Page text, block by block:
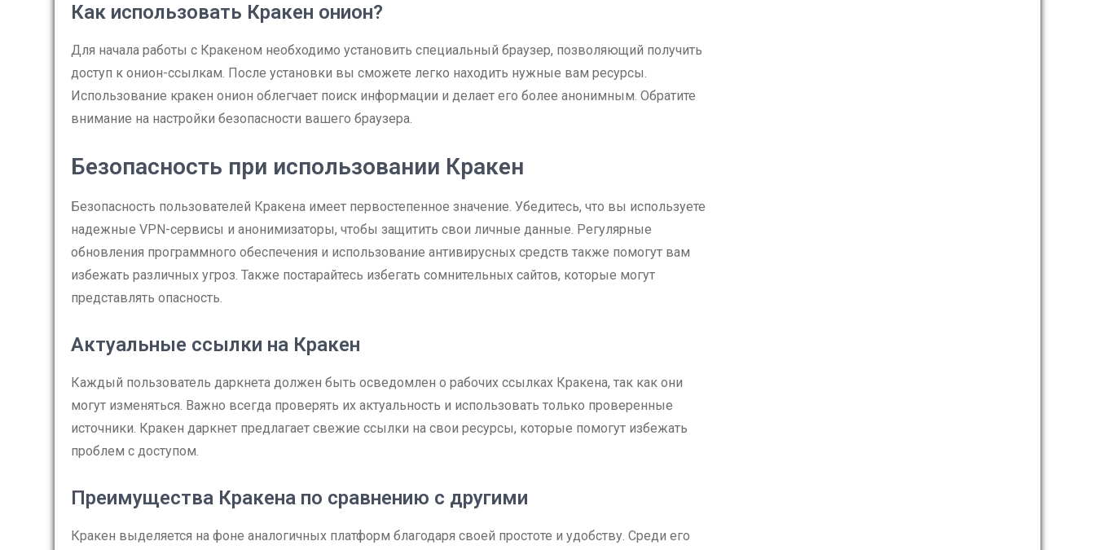
Как использовать Кракен онион?
Для начала работы с Кракеном необходимо установить специальный браузер, позволяющий получить
доступ к онион-ссылкам. После установки вы сможете легко находить нужные вам ресурсы.
Использование кракен онион облегчает поиск информации и делает его более анонимным. Обратите
внимание на настройки безопасности вашего браузера.
Безопасность при использовании Кракен
Безопасность пользователей Кракена имеет первостепенное значение. Убедитесь, что вы используете
надежные VPN-сервисы и анонимизаторы, чтобы защитить свои личные данные. Регулярные
обновления программного обеспечения и использование антивирусных средств также помогут вам
избежать различных угроз. Также постарайтесь избегать сомнительных сайтов, которые могут
представлять опасность.
Актуальные ссылки на Кракен
Каждый пользователь даркнета должен быть осведомлен о рабочих ссылках Кракена, так как они
могут изменяться. Важно всегда проверять их актуальность и использовать только проверенные
источники. Кракен даркнет предлагает свежие ссылки на свои ресурсы, которые помогут избежать
проблем с доступом.
Преимущества Кракена по сравнению с другими
Кракен выделяется на фоне аналогичных платформ благодаря своей простоте и удобству. Среди его